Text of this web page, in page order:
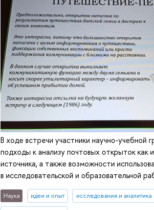
В ходе встречи участники научно-учебной
подходы к анализу почтовых открыток как
источника, а также возможности
в исследовательской и образовательной
Наука идеи и опыт исследования и аналитика